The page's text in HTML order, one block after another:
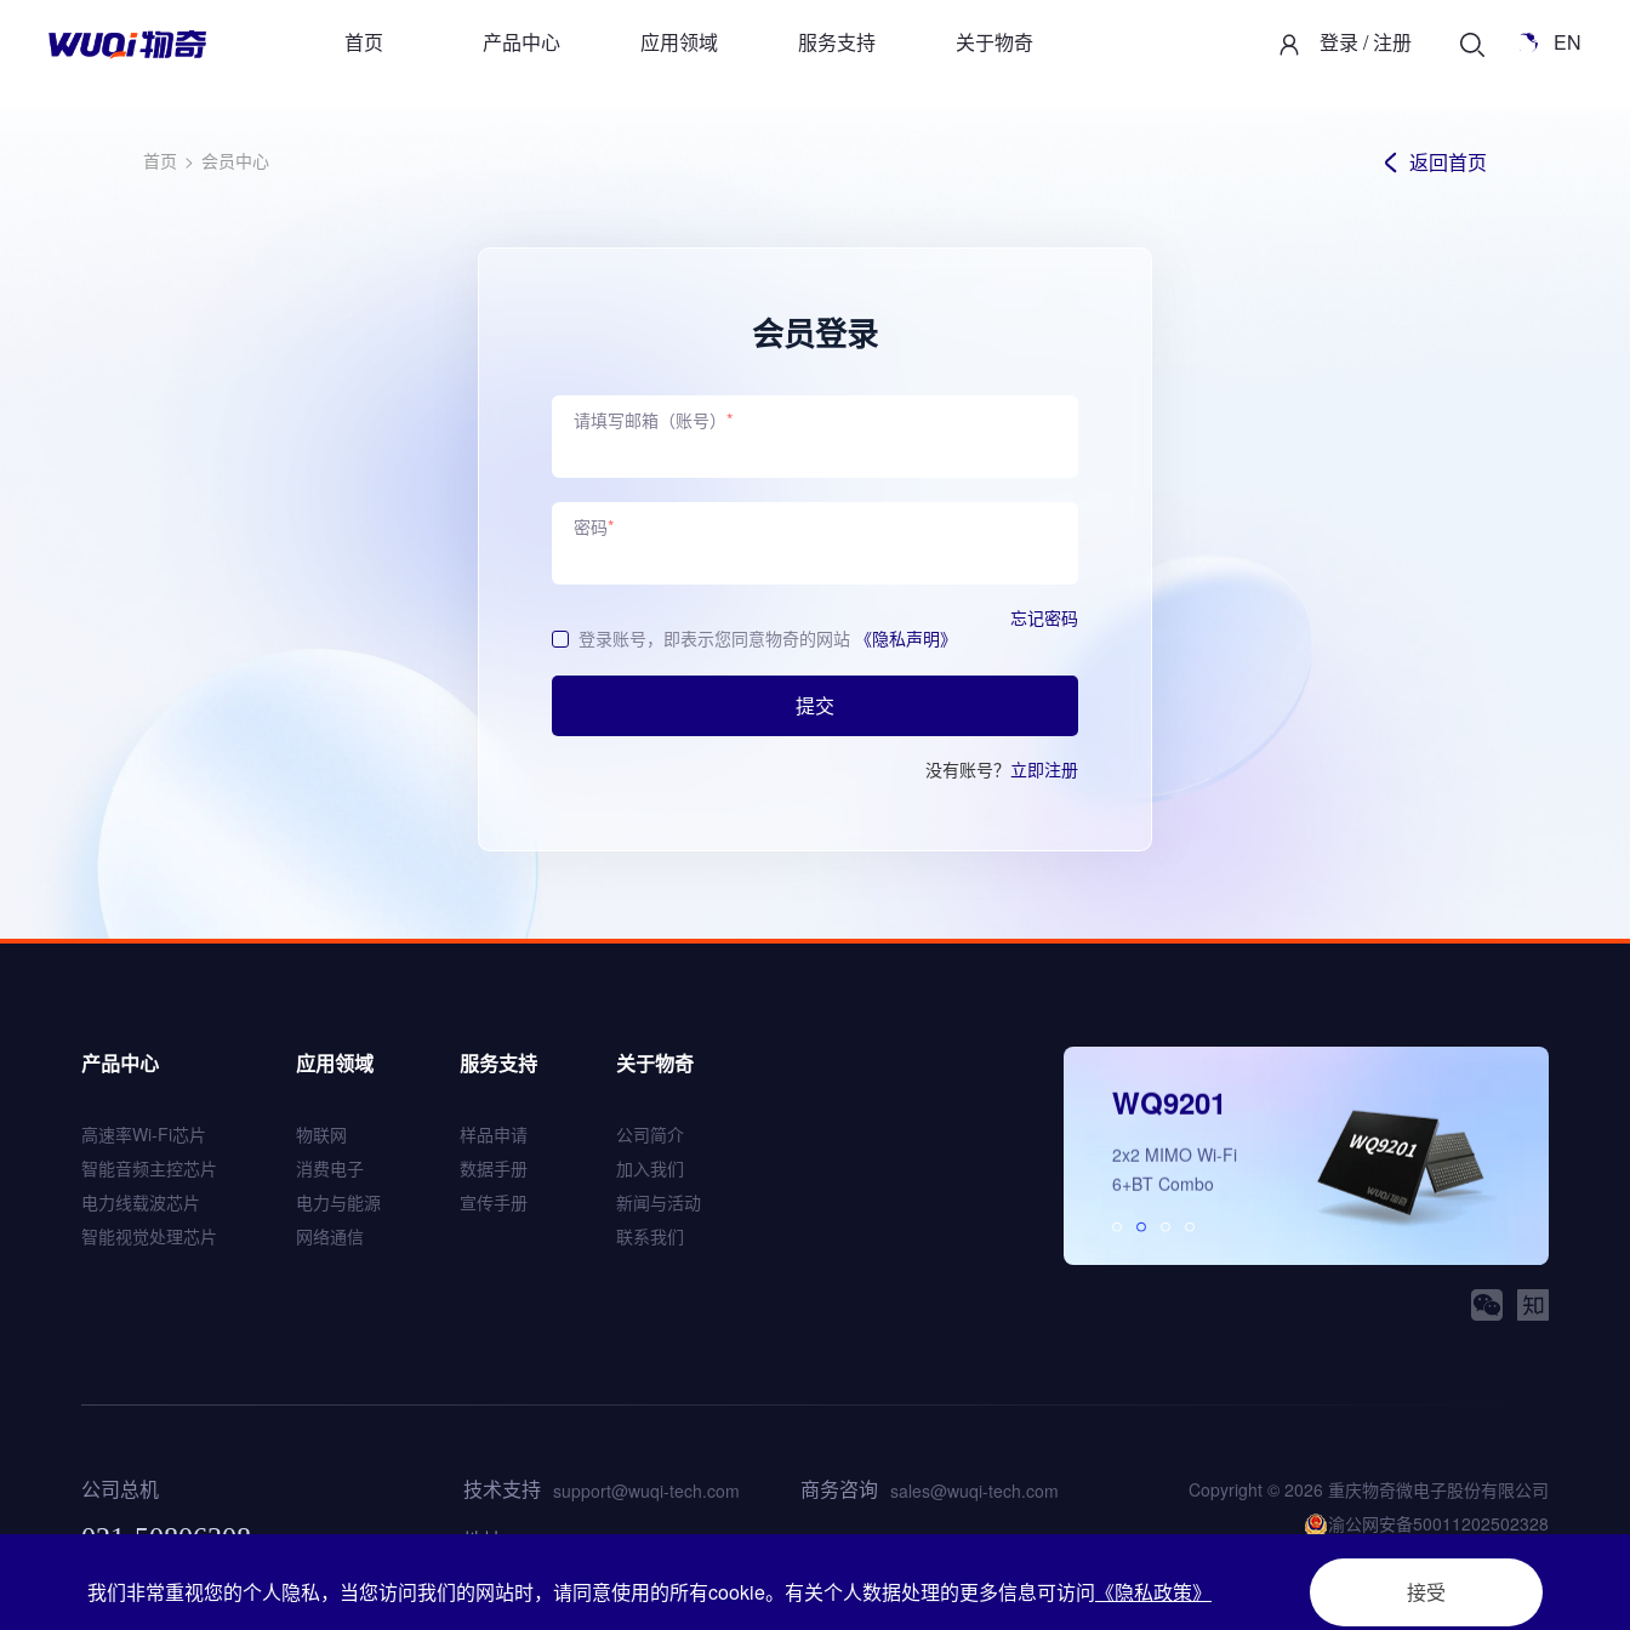
我们非常重视您的个人隐私，当您访问我们的网站时，请同意使用的所有cookie。有关个人数据处理的更多信息可访问 《隐私政策》 接受
首页 产品中心 应用领域 服务支持 关于物奇 登录 / 注册 EN
首页 > 会员中心 返回首页
会员登录
请填写邮箱（账号） *
密码*
忘记密码
登录账号，即表示您同意物奇的网站 《隐私声明》
提交
没有账号？ 立即注册
产品中心
高速率Wi-Fi芯片
智能音频主控芯片
电力线载波芯片
智能视觉处理芯片
应用领域
物联网
消费电子
电力与能源
网络通信
服务支持
样品申请
数据手册
宣传手册
关于物奇
公司简介
加入我们
新闻与活动
联系我们
WQ9201
2x2 MIMO Wi-Fi
6+BT Combo
公司总机
021-50806308
技术支持 support@wuqi-tech.com 商务咨询 sales@wuqi-tech.com
地址 上海市浦东新区张东路1761号4幢4层
Copyright © 2026 重庆物奇微电子股份有限公司
渝公网安备50011202502328
渝ICP备2023001936号-2
网站地图